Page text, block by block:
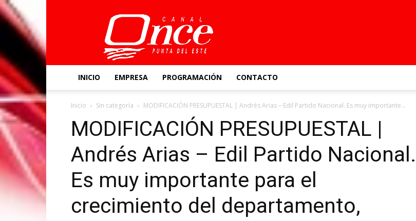
Canal
Once
INICIO EMPRESA PROGRAMACIÓN CONTACTO
Inicio Sin categoría MODIFICACIÓN PRESUPUESTAL | Andrés Arias – Edil Partido Nacional. Es muy importante...
MODIFICACIÓN PRESUPUESTAL |
Andrés Arias – Edil Partido Nacional.
Es muy importante para el
crecimiento del departamento,